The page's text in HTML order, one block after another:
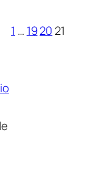
1 … 1920 21